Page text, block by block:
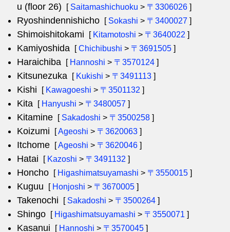
u (floor 26)
[ Saitamashichuoku > 〒3306026 ]
Ryoshindennishicho [ Sokashi > 〒3400027 ]
Shimoishitokami [ Kitamotoshi > 〒3640022 ]
Kamiyoshida [Chichibushi > 〒3691505 ]
Haraichiba [ Hannoshi > 〒3570124 ]
Kitsunezuka [ Kukishi > 〒3491113 ]
Kishi [ Kawagoeshi > 〒3501132 ]
Kita [ Hanyushi > 〒3480057 ]
Kitamine [ Sakadoshi > 〒3500258 ]
Koizumi [Ageoshi > 〒3620063 ]
Itchome [Ageoshi > 〒3620046 ]
Hatai [ Kazoshi > 〒3491132 ]
Honcho [ Higashimatsuyamashi > 〒3550015 ]
Kuguu [ Honjoshi > 〒3670005 ]
Takenochi [ Sakadoshi > 〒3500264 ]
Shingo [ Higashimatsuyamashi > 〒3550071 ]
Kasanui [ Hannoshi > 〒3570045 ]